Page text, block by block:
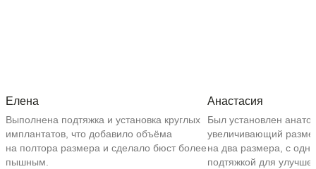
Елена
Выполнена подтяжка и установка круглых
имплантатов, что добавило объёма
на полтора размера и сделало бюст более
пышным.
Анастасия
Был установлен
увеличивающий
на два размера, с
подтяжкой для